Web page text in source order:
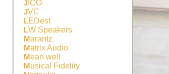
JICO
JVC
LEDest
LW Speakers
Marantz
Matrix Audio
Mean well
Musical Fidelity